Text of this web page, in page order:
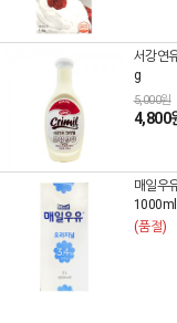
서강연
g
5,000원
4,800
매일우
1000ml
(품절)